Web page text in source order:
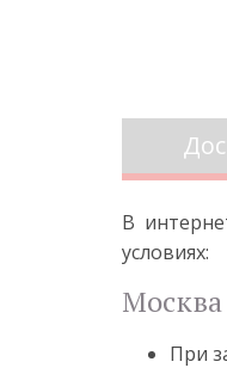
В
условиях:
При